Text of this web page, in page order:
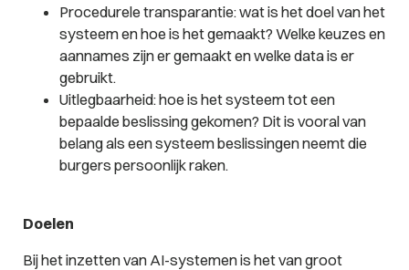
Procedurele transparantie: wat is het doel van het
systeem en hoe is het gemaakt? Welke keuzes en
aannames zijn er gemaakt en welke data is er
gebruikt.
Uitlegbaarheid: hoe is het systeem tot een
bepaalde beslissing gekomen? Dit is vooral van
belang als een systeem beslissingen neemt die
burgers persoonlijk raken.
Doelen
Bij het inzetten van AI-systemen is het van groot